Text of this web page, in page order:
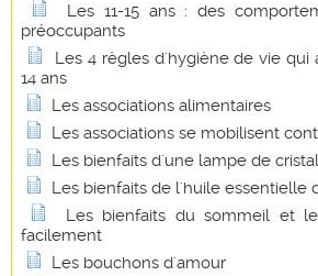
Les 11-15 ans : des
préoccupants
Les 4 règles d'hygiène de vie
14 ans
Les associations alimentaires
Les associations se mobilisent
Les bienfaits d'une lampe de
Les bienfaits de l'huile essentielle
Les bienfaits du sommeil et
facilement
Les bouchons d'amour